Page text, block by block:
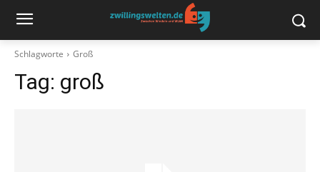
Schlagworte Groß
Tag: groß